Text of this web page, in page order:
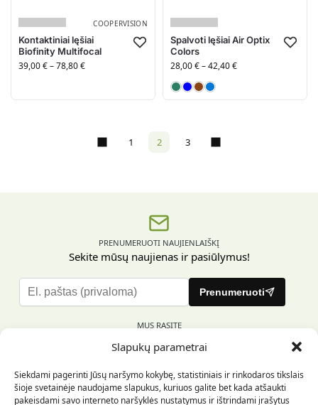
Slapukų parametrai
Siekdami pagerinti Jūsų naršymo kokybę, statistiniais ir rinkodaros tikslais
šioje svetainėje naudojame slapukus, kuriuos galite bet kada atšaukti
pakeisdami savo interneto naršyklės nustatymus ir ištrindami įrašytus
COOPERVISION
Kontaktiniai lęšiai
Biofinity Multifocal
39,00€–78,80€
Spalvoti lęšiai Air Optix
Colors
28,00€–42,40€
1 2 3
PRENUMERUOTI NAUJIENLAIŠKĮ
Sekite mūsų naujienas ir pasiūlymus!
l
a
l
e
Prenumeruoti
MUS RASITE